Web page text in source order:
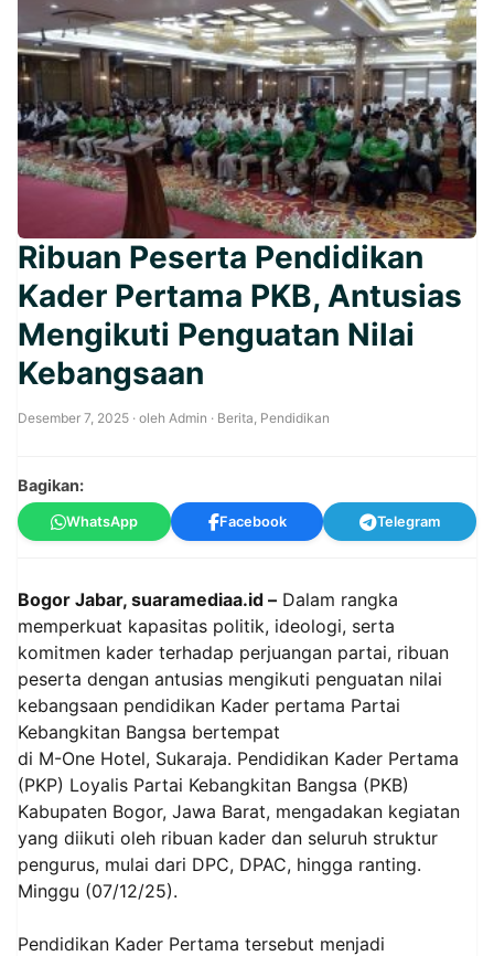
Ribuan Peserta Pendidikan
Kader Pertama PKB, Antusias
Mengikuti Penguatan Nilai
Kebangsaan
Desember 7, 2025 · oleh Admin · Berita, Pendidikan
Bagikan:
WhatsApp Facebook Telegram
Bogor Jabar, suaramediaa.id – Dalam rangka
memperkuat kapasitas politik, ideologi, serta
komitmen kader terhadap perjuangan partai, ribuan
peserta dengan antusias mengikuti penguatan nilai
kebangsaan pendidikan Kader pertama Partai
Kebangkitan Bangsa bertempat
di M-One Hotel, Sukaraja. Pendidikan Kader Pertama
(PKP) Loyalis Partai Kebangkitan Bangsa (PKB)
Kabupaten Bogor, Jawa Barat, mengadakan kegiatan
yang diikuti oleh ribuan kader dan seluruh struktur
pengurus, mulai dari DPC, DPAC, hingga ranting.
Minggu (07/12/25).
Pendidikan Kader Pertama tersebut menjadi